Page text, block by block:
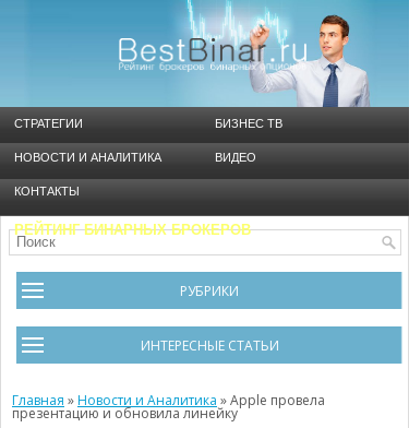
СТРАТЕГИИ БИЗНЕС ТВ
НОВОСТИ И АНАЛИТИКА ВИДЕО
КОНТАКТЫ
РЕЙТИНГ БИНАРНЫХ БРОКЕРОВ
РУБРИКИ
Брокеры
Видео
Инструменты
ИНТЕРЕСНЫЕ СТАТЬИ
Черный список брокеров
Главная »Новости и Аналитика »Apple провела
презентацию и обновила линейку